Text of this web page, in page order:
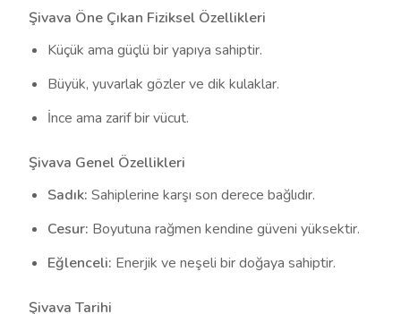
Şivava Öne Çıkan Fiziksel Özellikleri
Küçük ama güçlü bir yapıya sahiptir.
Büyük, yuvarlak gözler ve dik kulaklar.
İnce ama zarif bir vücut.
Şivava Genel Özellikleri
Sadık: Sahiplerine karşı son derece bağlıdır.
Cesur: Boyutuna rağmen kendine güveni yüksektir.
Eğlenceli: Enerjik ve neşeli bir doğaya sahiptir.
Şivava Tarihi